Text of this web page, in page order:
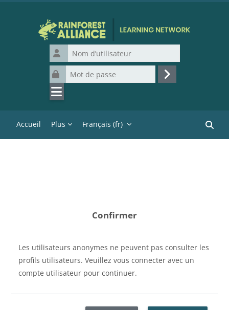
Nom d’utilisateur
Mot de passe
Connexion
Accueil Plus Français ‎(fr)‎
Confirmer
Les utilisateurs anonymes ne peuvent pas consulter les
profils utilisateurs. Veuillez vous connecter avec un
compte utilisateur pour continuer.